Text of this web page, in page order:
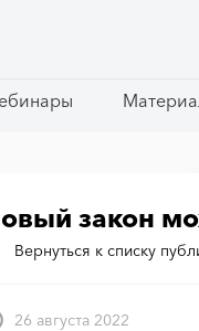
закон
Вернуться к списку
26 августа 2022